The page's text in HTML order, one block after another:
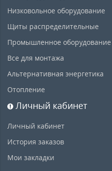
Низковольное оборудование
Щиты распределительные
Промышленное оборудование
Все для монтажа
Альтернативная энергетика
Отопление
Личный кабинет
Личный кабинет
История заказов
Мои закладки